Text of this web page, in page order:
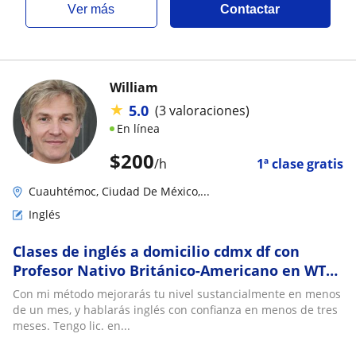
ver más Contactar
$200/h 1ª clase gratis
William
★ 5.0 (3 valoraciones)
En línea
Cuauhtémoc, Ciudad De México,...
Inglés
Clases de inglés a domicilio cdmx df con
Profesor Nativo Británico-Americano en WTC
Nápoles Cd de México Sur IELTS TOEFL TOEIC
Cambridge
Con mi método mejorarás tu nivel sustancialmente en menos
de un mes, y hablarás inglés con confianza en menos de tres
meses. Tengo lic. en...